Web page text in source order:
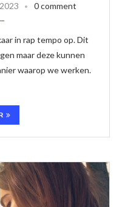
0 comment
in rap tempo op. Dit
maar deze kunnen
waarop we werken.